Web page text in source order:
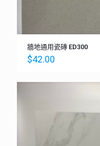
牆地通用瓷磚 ED300
$42.00